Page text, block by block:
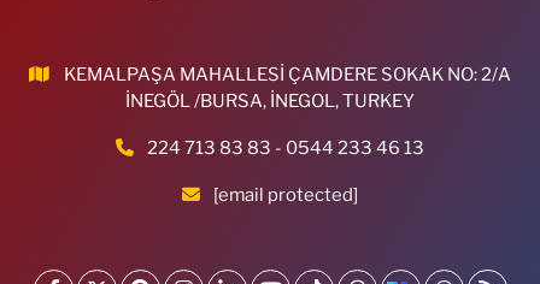
KEMALPAŞA MAHALLESİ ÇAMDERE SOKAK NO: 2/A
İNEGÖL /BURSA, İNEGOL, TURKEY
224 713 83 83 - 0544 233 46 13
[email protected]